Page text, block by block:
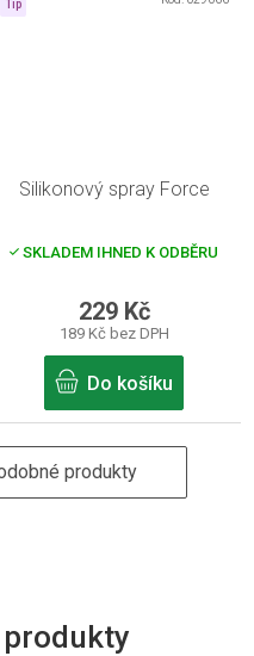
Tip
Silikonový spray Force
SKLADEM IHNED K ODBĚRU
189 Kč bez DPH
229 Kč
Do košíku
produkty